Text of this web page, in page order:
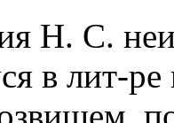
Н. С.
в лит-